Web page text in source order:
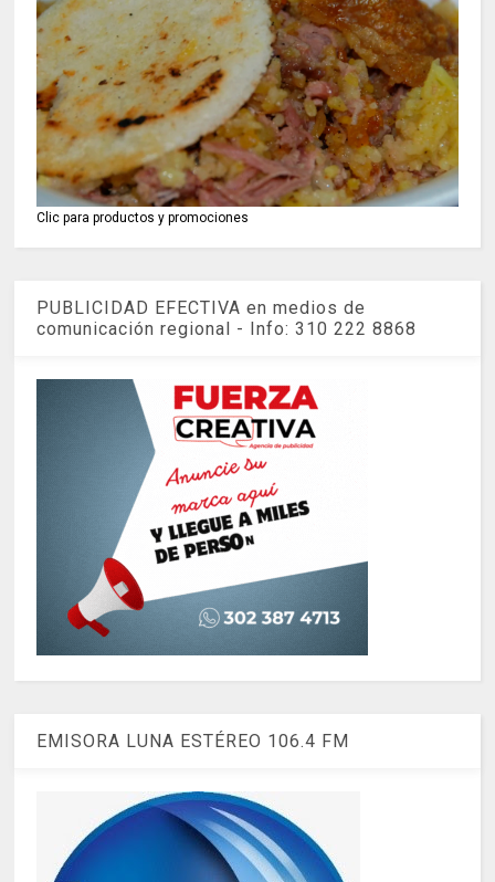
Clic para productos y promociones
PUBLICIDAD EFECTIVA en medios de
comunicación regional - Info: 310 222 8868
EMISORA LUNA ESTÉREO 106.4 FM